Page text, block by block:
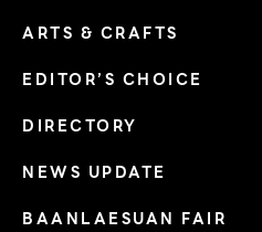
ARTS & CRAFTS
EDITOR’S CHOICE
DIRECTORY
NEWS UPDATE
BAANLAESUAN FAIR